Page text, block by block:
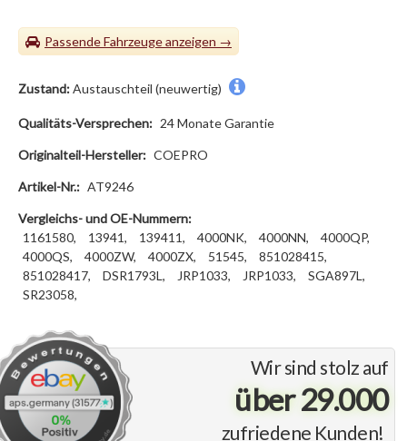
Passende Fahrzeuge
Wir sind stolz auf
über 29.000
zufriedene Kunden!
Zustand:Austauschteil (neuwertig)
Qualitäts-Versprechen: 24 Monate Garantie
Originalteil-Hersteller: COEPRO
Artikel-Nr.: AT9246
Vergleichs- und OE-Nummern:
1161580,
13941, 139411, 4000NK, 4000NN,
4000QP,
4000QS,
4000ZW, 4000ZX, 51545,
851028415,
851028417,
DSR1793L, JRP1033, JRP1033,
SGA897L,
SR23058,